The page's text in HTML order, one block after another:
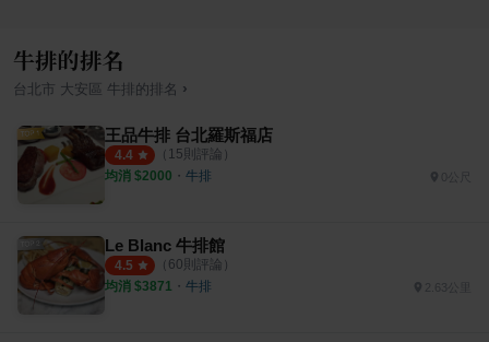
牛排的排名
台北市 大安區 牛排 的排名 ›
王品牛排 台北羅斯福店
4.4 （ 15則評論）
均消 $2000 ・ 牛排
Le Blanc 牛排館
4.5 （ 60則評論）
均消 $3871 ・ 牛排